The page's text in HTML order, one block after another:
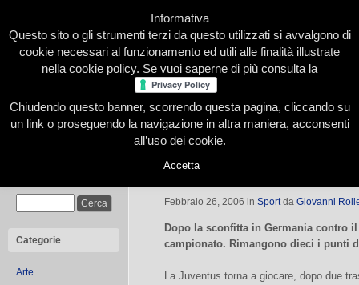
Home Presentazione Redazione Le nostre firme
Categorie
Arte
La Juve torna al successo col
Febbraio 26, 2006 in Sportda Giovanni
Dopo la sconfitta in Germania contro
campionato. Rimangono dieci i punti
La Juventus torna a giocare, dopo due
Informativa
Questo sito o gli strumenti terzi da questo utilizzati si avvalgono di
cookie necessari al funzionamento ed utili alle finalità illustrate
nella cookie policy. Se vuoi saperne di più consulta la
Chiudendo questo banner, scorrendo questa pagina, cliccando su
un link o proseguendo la navigazione in altra maniera, acconsenti
all’uso dei cookie.
Accetta